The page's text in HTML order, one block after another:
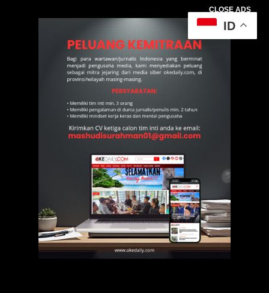
CLOSE ADS
ID